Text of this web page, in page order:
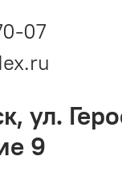
07
ул.
9